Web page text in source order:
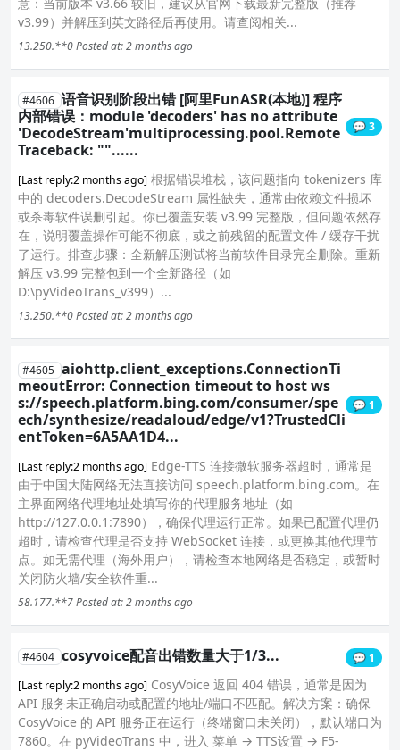
v3.99）并解压到英文路径后再使用。请查阅相关...
13.250.**0Posted at: 2 months ago
#4606 语音识别阶段出错 [阿里FunASR(本地)] 程序
内部错误：module 'decoders' has no attribute
'DecodeStream'multiprocessing.pool.Remote
Traceback: ""......
💬 3
[Last reply:2 months ago] 根据错误堆栈，该问题指向 tokenizers 库
中的 decoders.DecodeStream 属性缺失，通常由依赖文件损坏
或杀毒软件误删引起。你已覆盖安装 v3.99 完整版，但问题依然存
在，说明覆盖操作可能不彻底，或之前残留的配置文件 / 缓存干扰
了运行。排查步骤：全新解压测试将当前软件目录完全删除。重新
解压 v3.99 完整包到一个全新路径（如
D:\pyVideoTrans_v399）...
13.250.**0Posted at: 2 months ago
#4605 aiohttp.client_exceptions.ConnectionTi
meoutError: Connection timeout to host ws
s://speech.platform.bing.com/consumer/spe
ech/synthesize/readaloud/edge/v1?TrustedCli
entToken=6A5AA1D4...
💬 1
[Last reply:2 months ago] Edge-TTS 连接微软服务器超时，通常是
由于中国大陆网络无法直接访问 speech.platform.bing.com。在
主界面网络代理地址处填写你的代理服务地址（如
http://127.0.0.1:7890），确保代理运行正常。如果已配置代理仍
超时，请检查代理是否支持 WebSocket 连接，或更换其他代理节
点。如无需代理（海外用户），请检查本地网络是否稳定，或暂时
关闭防火墙/安全软件重...
58.177.**7Posted at: 2 months ago
#4604 cosyvoice配音出错数量大于1/3...
💬 1
[Last reply:2 months ago] CosyVoice 返回 404 错误，通常是因为
API 服务未正确启动或配置的地址/端口不匹配。解决方案：确保
CosyVoice 的 API 服务正在运行（终端窗口未关闭），默认端口为
7860。在 pyVideoTrans 中，进入 菜单 → TTS设置 → F5-